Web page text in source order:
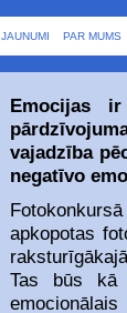
JAUNUMI PAR MUMS
Emocijas
vajadzība
negatīvo
apkopotas
Tas būs kā